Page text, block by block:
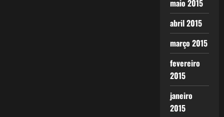
maio 2015
abril 2015
março 2015
fevereiro
2015
janeiro
2015